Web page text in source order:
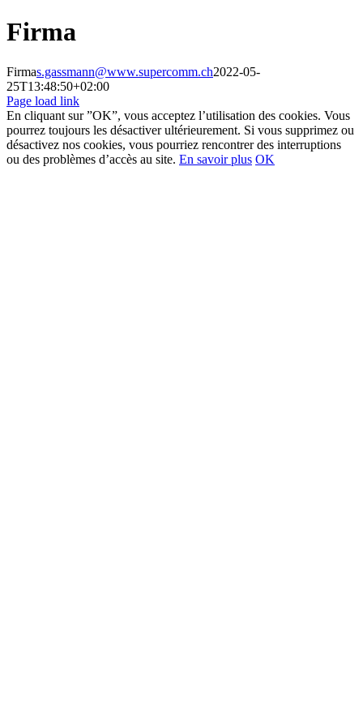
Skip
to
Firma
Firmas.gassmann@www.supercomm.ch2022-05-
25T13:48:50+02:00
Page load link
En cliquant sur ”OK”, vous acceptez l’utilisation des cookies. Vous
pourrez toujours les désactiver ultérieurement. Si vous supprimez ou
désactivez nos cookies, vous pourriez rencontrer des interruptions
ou des problèmes d’accès au site. En savoir plus OK